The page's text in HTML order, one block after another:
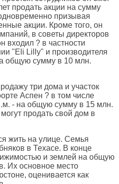
продать акции на сумму
призывая
акции. Кроме того, он
в советы директоров
входил ? в частности
"Eli Lilly" и производителя
общую сумму в 10 млн.
три дома и участок
Аспен ? в том числе
- на общую сумму в 15 млн.
продать свой дом в
жить на улице. Семья
в Техасе. В конце
и землей на общую
Их основное место
оценивается как